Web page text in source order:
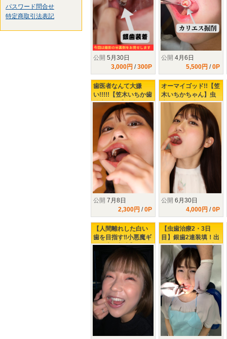
パスワード問合せ
特定商取引法表記
公開 5月30日
3,000円 /300P
公開 4月6日
5,500円 /0P
歯医者なんて大嫌
い!!!!!【笠木いちか歯
治療2日目】覚悟のお
さげ!!つ、ついに!!こ
の日が!!!!!!!!!!!
公開 7月8日
2,300円 /0P
オーマイゴッド!!【笠
木いちかちゃん】虫
歯発見!!!銀歯になる
の？ならないの？ど
っちなんだい!!!!!!!!!
公開 6月30日
4,000円 /0P
【人間離れした白い
歯を目指す‼小悪魔ギ
ャル上白美央】激痛
で悶絶虫歯治療‼
【虫歯治療2・3日
目】銀歯2連装填！出
血大ボリューム治療‼